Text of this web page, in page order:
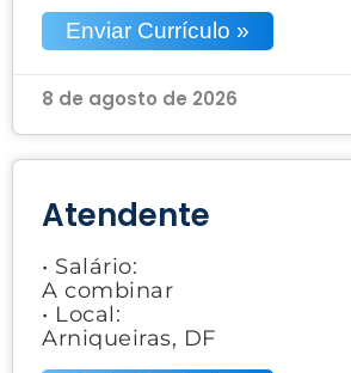
Enviar Currículo »
8 de agosto de 2026
Atendente
• Salário:
A combinar
• Local:
Arniqueiras, DF